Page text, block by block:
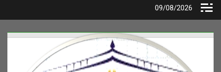
Skip
09/08/2026